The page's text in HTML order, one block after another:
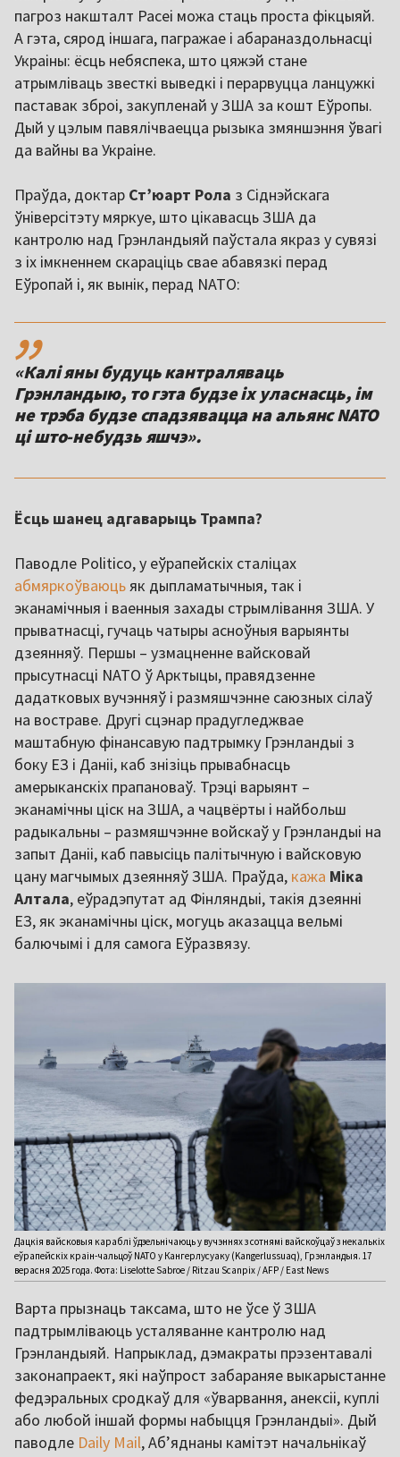
пагроз накшталт Расеі можа стаць проста фікцыяй.
А гэта, сярод іншага, пагражае і абараназдольнасці
Украіны: ёсць небяспека, што цяжэй стане
атрымліваць звесткі выведкі і перарвуцца ланцужкі
паставак зброі, закупленай у ЗША за кошт Еўропы.
Дый у цэлым павялічваецца рызыка змяншэння ўвагі
да вайны ва Украіне.
Праўда, доктар Ст’юарт Рола з Сіднэйскага
ўніверсітэту мяркуе, што цікавасць ЗША да
кантролю над Грэнландыяй паўстала якраз у сувязі
з іх імкненнем скараціць свае абавязкі перад
Еўропай і, як вынік, перад NATO:
,,
«Калі яны будуць кантраляваць
Грэнландыю, то гэта будзе іх уласнасць, ім
не трэба будзе спадзявацца на альянс NATO
ці што-небудзь яшчэ».
Ёсць шанец адгаварыць Трампа?
Паводле Politico, у еўрапейскіх сталіцах
абмяркоўваюцьяк дыпламатычныя, так і
эканамічныя і ваенныя захады стрымлівання ЗША. У
прыватнасці, гучаць чатыры асноўныя варыянты
дзеянняў. Першы – узмацненне вайсковай
прысутнасці NATO ў Арктыцы, правядзенне
дадатковых вучэнняў і размяшчэнне саюзных сілаў
на востраве. Другі сцэнар прадугледжвае
маштабную фінансавую падтрымку Грэнландыі з
боку ЕЗ і Даніі, каб знізіць прывабнасць
амерыканскіх прапановаў. Трэці варыянт –
эканамічны ціск на ЗША, а чацвёрты і найбольш
радыкальны – размяшчэнне войскаў у Грэнландыі на
запыт Даніі, каб павысіць палітычную і вайсковую
цану магчымых дзеянняў ЗША. Праўда, кажа Міка
Алтала, еўрадэпутат ад Фінляндыі, такія дзеянні
ЕЗ, як эканамічны ціск, могуць аказацца вельмі
балючымі і для самога Еўразвязу.
Дацкія вайсковыя караблі ўдзельнічаюць у вучэннях з сотнямі вайскоўцаў з некалькіх
еўрапейскіх краін-чальцоў NATO у Кангерлусуаку (Kangerlussuaq), Грэнландыя. 17
верасня 2025 года. Фота: Liselotte Sabroe / Ritzau Scanpix / AFP / East News
Варта прызнаць таксама, што не ўсе ў ЗША
падтрымліваюць усталяванне кантролю над
Грэнландыяй. Напрыклад, дэмакраты прэзентавалі
законапраект, які наўпрост забараняе выкарыстанне
федэральных сродкаў для «ўварвання, анексіі, куплі
або любой іншай формы набыцця Грэнландыі». Дый
паводле Daily Mail, Абʼяднаны камітэт начальнікаў